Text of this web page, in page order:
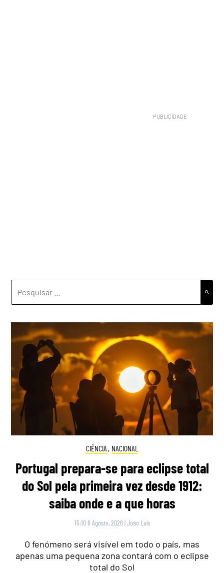
CIÊNCIA , NACIONAL
Portugal prepara-se para eclipse total
do Sol pela primeira vez desde 1912:
saiba onde e a que horas
15:10 6 Agosto, 2026 |João Luís
O fenómeno será visível em todo o país, mas
apenas uma pequena zona contará com o eclipse
total do Sol